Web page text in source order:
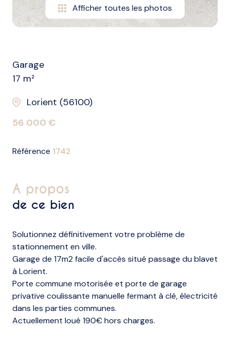
Afficher toutes les photos
Garage
17 m²
Lorient (56100)
56 000 €
Référence 1742
a propos
de ce bien
Solutionnez définitivement votre problème de
stationnement en ville.
Garage de 17m2 facile d'accès situé passage du blavet
à Lorient.
Porte commune motorisée et porte de garage
privative coulissante manuelle fermant à clé, électricité
dans les parties communes.
Actuellement loué 190€ hors charges.